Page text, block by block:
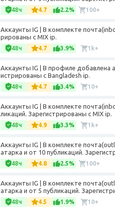
48ч 4.7 2.2% 100+
Аккаунты IG | В комплекте
рированы с MIX ip.
48ч 4.7 3.9% 1k+
Аккаунты IG | В профиле добавлена
истрированы с Bangladesh ip.
48ч 4.7 3.4% 10+
Аккаунты IG | В комплекте
ликаций. Зарегистрированы с MIX ip.
48ч 4.9 3.3% 1k+
Аккаунты IG | В комплекте
атарка и от 10 публикаций.
48ч 4.8 2.5% 100+
Аккаунты IG | В комплекте
атарка и от 5 публикаций.
48ч 4.5 1.9% 10+